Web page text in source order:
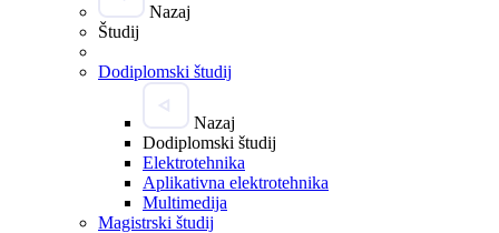
Nazaj
Študij
Dodiplomski študij
Nazaj
Dodiplomski študij
Elektrotehnika
Aplikativna elektrotehnika
Multimedija
Magistrski študij